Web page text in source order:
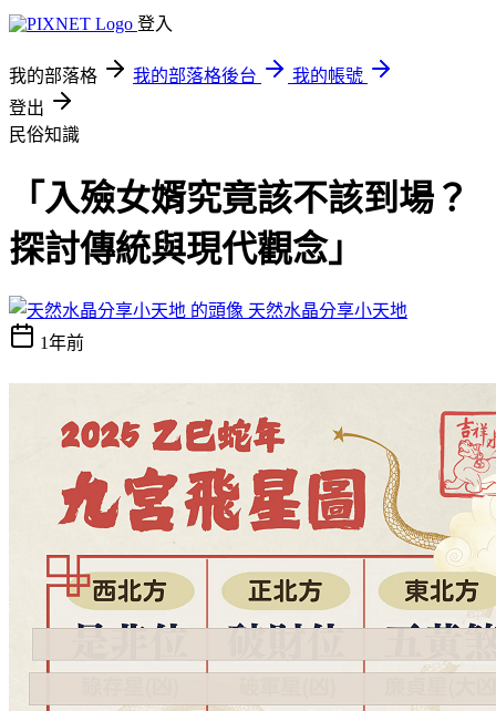
登入
我的部落格 我的部落格後台
我的帳號
登出
民俗知識
「入殮女婿究竟該不該到場？
探討傳統與現代觀念」
天然水晶分享小天地
1年前